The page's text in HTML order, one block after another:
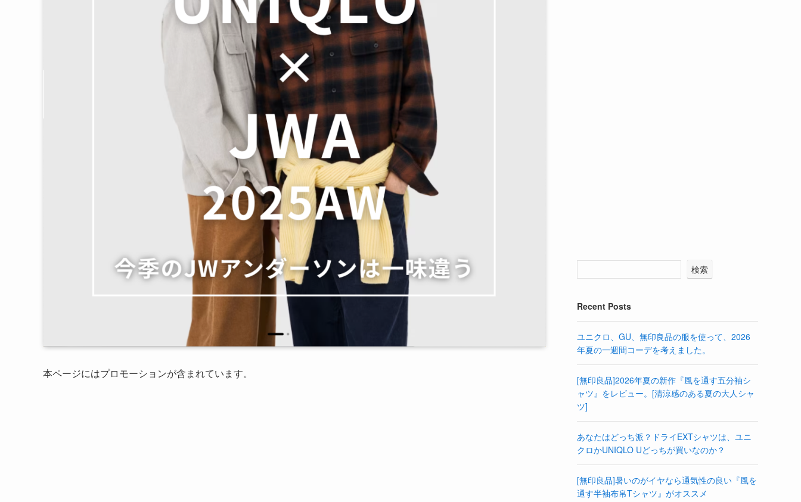
本ページにはプロモーションが含まれています。
検索
Recent Posts
ユニクロ、GU、無印良品の服を使って、2026
年夏の一週間コーデを考えました。
[無印良品]2026年夏の新作『風を通す五分袖シ
ャツ』をレビュー。[清涼感のある夏の大人シャ
ツ]
あなたはどっち派？ドライEXTシャツは、ユニ
クロかUNIQLO Uどっちが買いなのか？
[無印良品]暑いのがイヤなら通気性の良い『風を
通す半袖布帛Tシャツ』がオススメ